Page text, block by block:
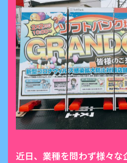
近日、業種を問わず様々な